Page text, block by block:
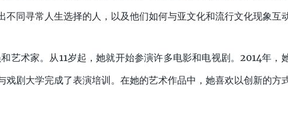
同寻常人生选择的人，以及他们如何与亚文化和流行文化现象互动
术家。从11岁起，她就开始参演许多电影和电视剧。2014年，
剧大学完成了表演培训。在她的艺术作品中，她喜欢以创新的方